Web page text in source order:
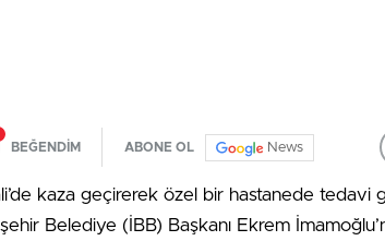
BEĞENDİM ABONE OL News
kaza geçirerek özel bir hastanede tedavi
Belediye (İBB) Başkanı Ekrem